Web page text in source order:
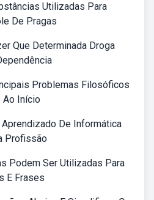
Utilizadas Para
De Pragas
Que Determinada Droga
Problemas Filosóficos
Ao Início
De Informática
Profissão
Podem Ser Utilizadas Para
E Frases